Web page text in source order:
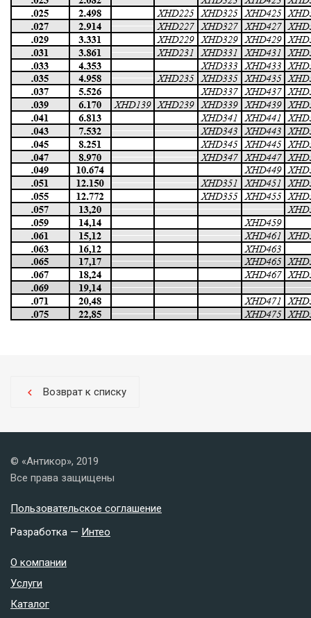
chevron_left Возврат к списку
© «Антикор», 2019
Все права защищены
Пользовательское соглашение
Разработка — Интео
О компании
Услуги
Каталог